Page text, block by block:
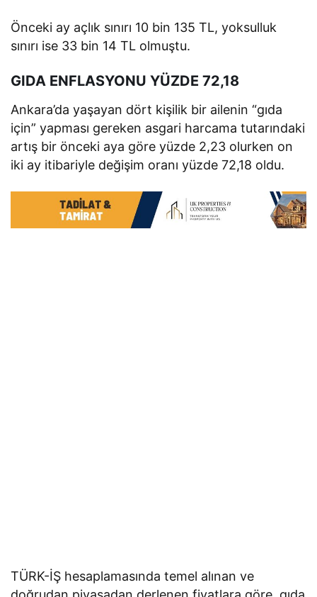
Önceki ay açlık sınırı 10 bin 135 TL, yoksulluk
sınırı ise 33 bin 14 TL olmuştu.
GIDA ENFLASYONU YÜZDE 72,18
Ankara’da yaşayan dört kişilik bir ailenin “gıda
için” yapması gereken asgari harcama tutarındaki
artış bir önceki aya göre yüzde 2,23 olurken on
iki ay itibariyle değişim oranı yüzde 72,18 oldu.
TÜRK-İŞ hesaplamasında temel alınan ve